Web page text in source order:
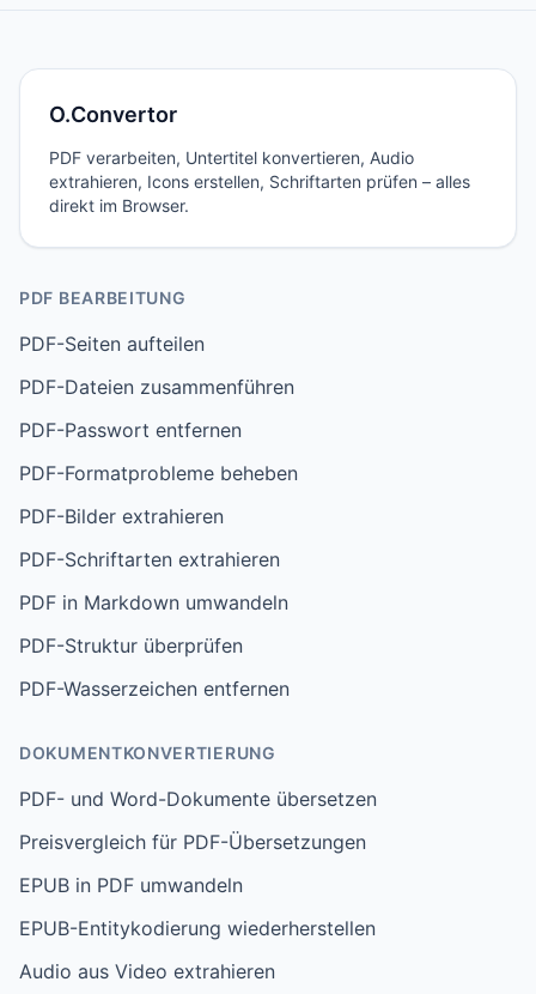
O.Convertor
PDF verarbeiten, Untertitel konvertieren, Audio
extrahieren, Icons erstellen, Schriftarten prüfen – alles
direkt im Browser.
PDF BEARBEITUNG
PDF-Seiten aufteilen
PDF-Dateien zusammenführen
PDF-Passwort entfernen
PDF-Formatprobleme beheben
PDF-Bilder extrahieren
PDF-Schriftarten extrahieren
PDF in Markdown umwandeln
PDF-Struktur überprüfen
PDF-Wasserzeichen entfernen
DOKUMENTKONVERTIERUNG
PDF- und Word-Dokumente übersetzen
Preisvergleich für PDF-Übersetzungen
EPUB in PDF umwandeln
EPUB-Entitykodierung wiederherstellen
Audio aus Video extrahieren